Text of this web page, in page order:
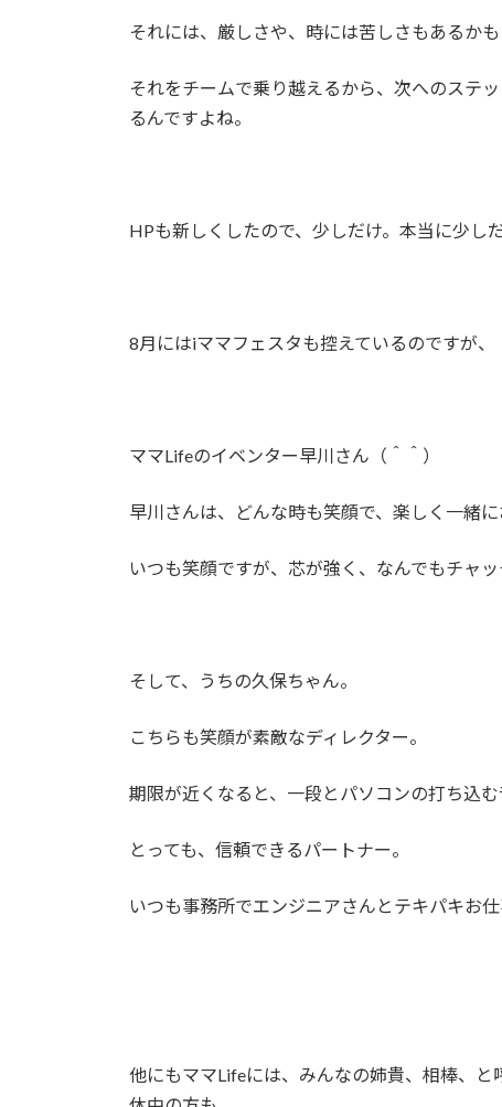
それには、厳しさや、時には苦しさもあるかも
それをチームで乗り越えるから、次へのステ
るんですよね。
HPも新しくしたので、少しだけ。本当に少し
8月にはiママフェスタも控えているのですが、
ママLifeのイベンター早川さん（＾＾）
早川さんは、どんな時も笑顔で、楽しく一緒に
いつも笑顔ですが、芯が強く、なんでもチャッ
そして、うちの久保ちゃん。
こちらも笑顔が素敵なディレクター。
期限が近くなると、一段とパソコンの打ち込む
とっても、信頼できるパートナー。
いつも事務所でエンジニアさんとテキパキお仕
他にもママLifeには、みんなの姉貴、相棒、